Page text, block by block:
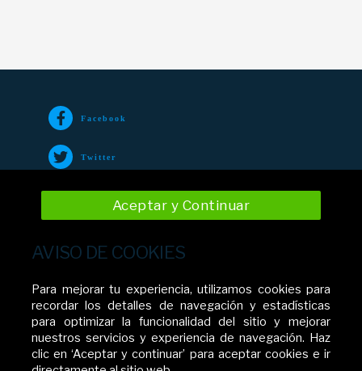
Facebook
Twitter
Movistar El Salvador
AVISO DE COOKIES
Para mejorar tu experiencia, utilizamos cookies para
recordar los detalles de navegación y estadísticas
para optimizar la funcionalidad del sitio y mejorar
nuestros servicios y experiencia de navegación. Haz
clic en ‘Aceptar y continuar’ para aceptar cookies e ir
Aceptar y Continuar